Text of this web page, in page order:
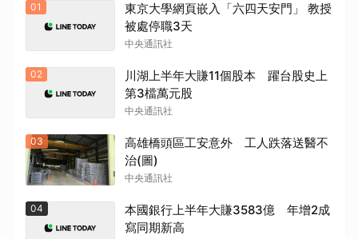
01
東京大學網頁嵌入「六四天安門」 教授
被處停職3天
中央通訊社
02
川湖上半年大賺11個股本 躍台股史上
第3檔萬元股
中央通訊社
03
高雄橋頭區工安意外 工人跌落送醫不
治(圖)
中央通訊社
04
本國銀行上半年大賺3583億 年增2成
寫同期新高